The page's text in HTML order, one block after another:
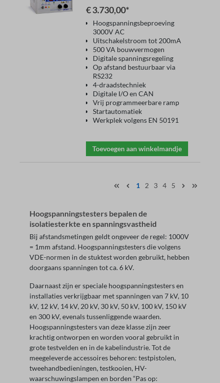
€ 3.730,00*
Hoogspanningsbeproeving
3000V AC
Uitschakelstroom tot 200mA
500 VA bouwvermogen
Digitale spanningsregeling
Op afstand bestuurbaar via
RS232
4-draadstechniek
Digitale I/O en CAN
Vrij programmeerbare ramp
Startautomatiek
Werkplek volgens EN 50191
Toevoegen aan winkelmandje
1 2 3 4 5
Hoogspanningstesters bepalen de
isolatiesterkte en spanningsvastheid
Bij afstandsmetingen geldt ongeveer de regel: 1000V
= 1mm afstand. Hoogspanningstesters die volgens
VDE-normen in de stuktest worden gebruikt, hebben
doorgaans spanningen tot ca. 6 kV.
Daarnaast zijn er speciale hoogspanningstesters en
installaties verkrijgbaar met spanningen van 7 kV, 10
kV, 12 kV, 14 kV, 20 kV, 30 kV, 50 kV, 100 kV, 150 kV
en 300 kV, evenals tussenliggende waarden.
Hoogspanningstesters van deze klasse zijn zeer
krachtig ontworpen en worden vooral gebruikt in
grote testvelden en in de kabelindustrie. Tot de
meegeleverde accessoires behoren: testpistolen,
tweehandbedieningen, testkooien, HV-
waarschuwingslampen en borden “Pas op: